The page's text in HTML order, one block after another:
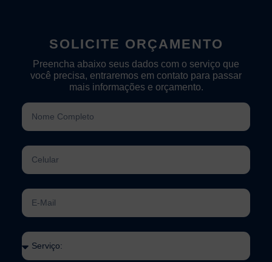
SOLICITE ORÇAMENTO
Preencha abaixo seus dados com o serviço que
você precisa, entraremos em contato para passar
mais informações e orçamento.